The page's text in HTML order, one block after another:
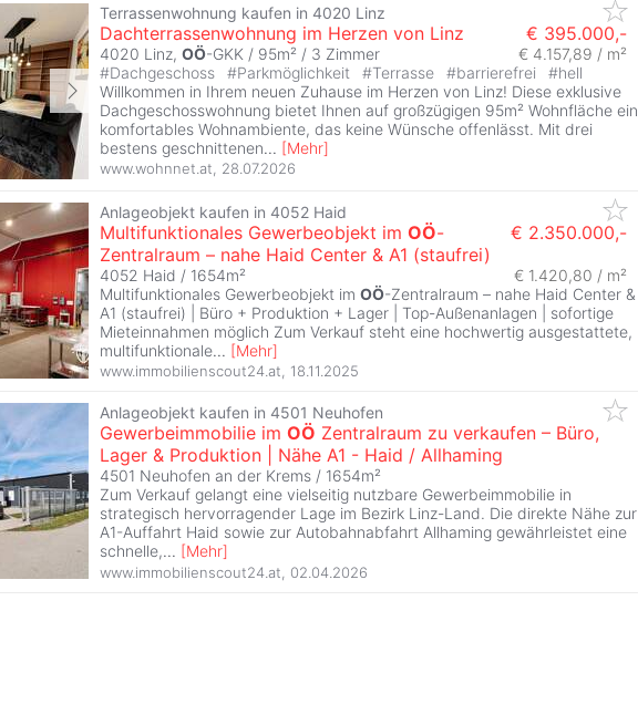
Terrassenwohnung kaufen in 4020 Linz
Dachterrassenwohnung im Herzen von Linz € 395.000,-
4020 Linz, OÖ-GKK / 95m² / 3 Zimmer € 4.157,89 / m²
#Dachgeschoss #Parkmöglichkeit #Terrasse #barrierefrei #hell
Willkommen in Ihrem neuen Zuhause im Herzen von Linz! Diese exklusive
Dachgeschosswohnung bietet Ihnen auf großzügigen 95m² Wohnfläche ein
komfortables Wohnambiente, das keine Wünsche offenlässt. Mit drei
bestens geschnittenen... [Mehr]
www.wohnnet.at, 28.07.2026
Anlageobjekt kaufen in 4052 Haid
Multifunktionales Gewerbeobjekt im OÖ-
Zentralraum – nahe Haid Center & A1 (staufrei)
€ 2.350.000,-
4052 Haid / 1654m²
€ 1.420,80 / m²
Multifunktionales Gewerbeobjekt im OÖ-Zentralraum – nahe Haid Center &
A1 (staufrei) | Büro + Produktion + Lager | Top-Außenanlagen | sofortige
Mieteinnahmen möglich Zum Verkauf steht eine hochwertig ausgestattete,
multifunktionale... [Mehr]
www.immobilienscout24.at, 18.11.2025
Anlageobjekt kaufen in 4501 Neuhofen
Gewerbeimmobilie im OÖ Zentralraum zu verkaufen – Büro,
Lager & Produktion | Nähe A1 - Haid / Allhaming
4501 Neuhofen an der Krems / 1654m²
Zum Verkauf gelangt eine vielseitig nutzbare Gewerbeimmobilie in
strategisch hervorragender Lage im Bezirk Linz-Land. Die direkte Nähe zur
A1-Auffahrt Haid sowie zur Autobahnabfahrt Allhaming gewährleistet eine
schnelle,... [Mehr]
www.immobilienscout24.at 02.04.2026